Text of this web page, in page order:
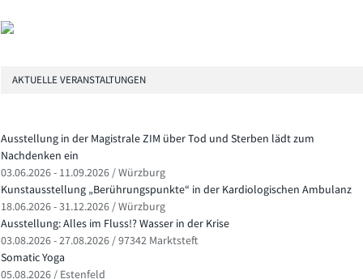
AKTUELLE VERANSTALTUNGEN
Ausstellung in der Magistrale ZIM über Tod und Sterben lädt zum
Nachdenken ein
03.06.2026 - 11.09.2026 / Würzburg
Kunstausstellung „Berührungspunkte“ in der Kardiologischen Ambulanz
18.06.2026 - 31.12.2026 / Würzburg
Ausstellung: Alles im Fluss!? Wasser in der Krise
03.08.2026 - 27.08.2026 / 97342 Marktsteft
Somatic Yoga
05.08.2026 / Estenfeld